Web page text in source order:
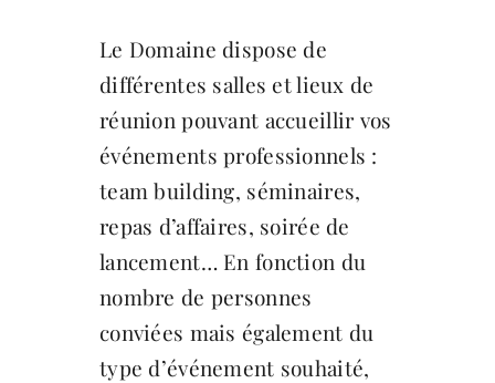
Le Domaine dispose de
différentes salles et lieux de
réunion pouvant accueillir vos
événements professionnels :
team building, séminaires,
repas d’affaires, soirée de
lancement… En fonction du
nombre de personnes
conviées mais également du
type d’événement souhaité,